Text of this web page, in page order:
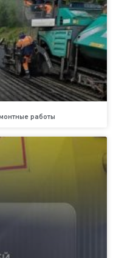
работы